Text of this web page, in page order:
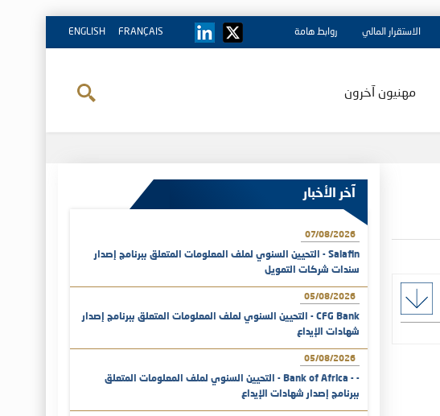
FRANÇAIS
ENGLISH الاستقرار المالي روابط هامة
مهنيون آخرون
آخر الأخبار
07/08/2026
Salafin - التحيين السنوي لملف المعلومات المتعلق ببرنامج إصدار
سندات شركات التمويل
05/08/2026
CFG Bank - التحيين السنوي لملف المعلومات المتعلق ببرنامج إصدار
شهادات الإيداع
05/08/2026
- - Bank of Africa - التحيين السنوي لملف المعلومات المتعلق
ببرنامج إصدار شهادات الإيداع